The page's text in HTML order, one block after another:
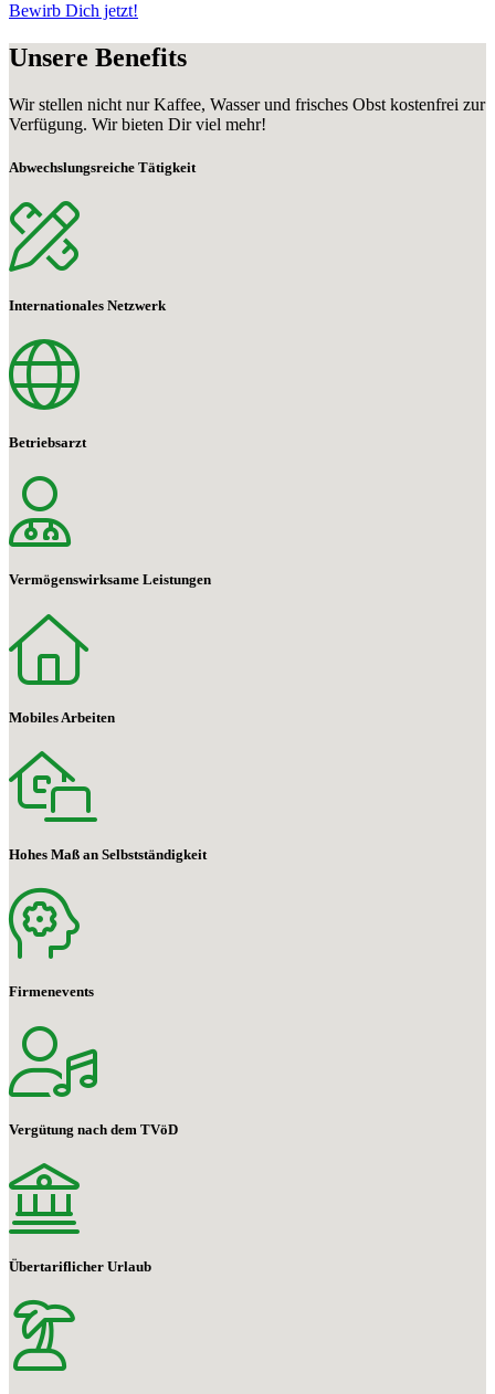
Bewirb Dich jetzt!
Unsere Benefits
Wir stellen nicht nur Kaffee, Wasser und frisches Obst kostenfrei zur
Verfügung. Wir bieten Dir viel mehr!
Abwechslungsreiche Tätigkeit
Internationales Netzwerk
Betriebsarzt
Vermögenswirksame Leistungen
Mobiles Arbeiten
Hohes Maß an Selbstständigkeit
Firmenevents
Vergütung nach dem TVöD
Übertariflicher Urlaub